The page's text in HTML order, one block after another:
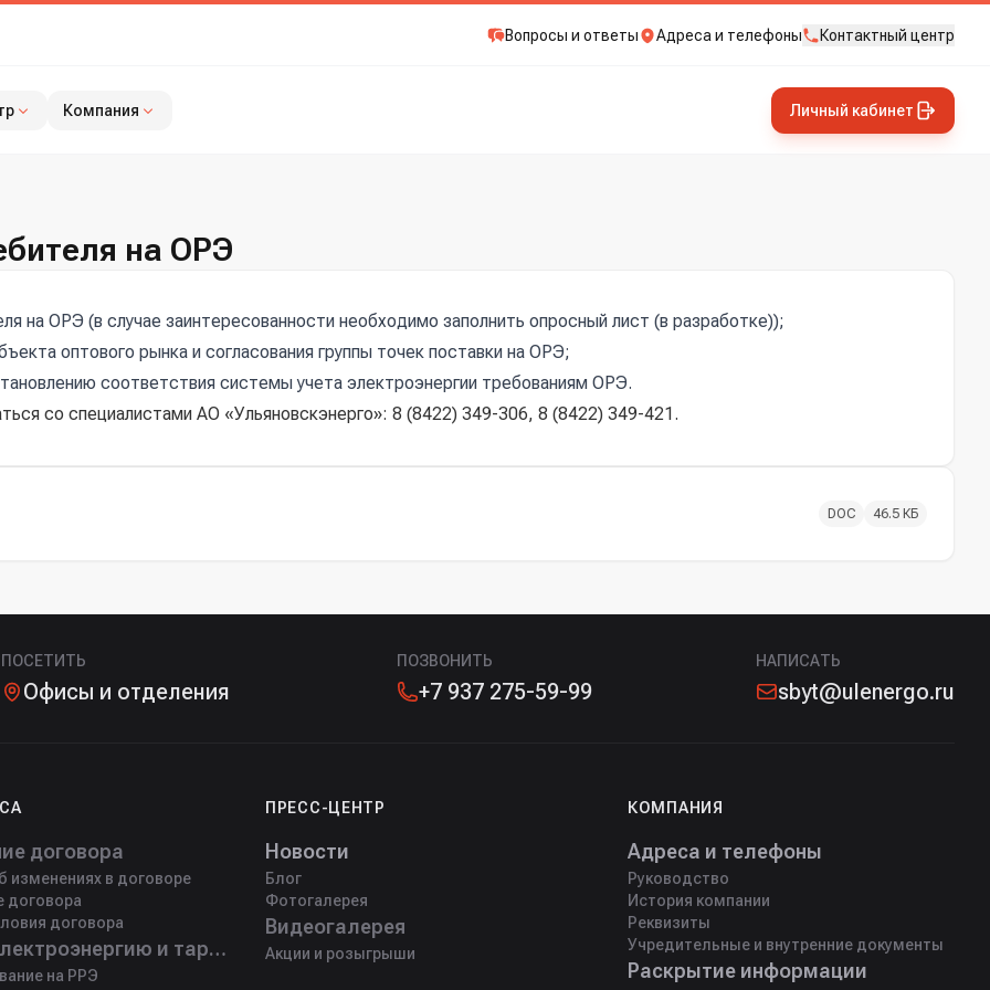
Вопросы и ответы Адреса и телефоны Контактный центр
Компания Личный кабинет
на ОРЭ
на ОРЭ (в случае заинтересованности необходимо заполнить опросный лист (в разработке));
оптового рынка и согласования группы точек поставки на ОРЭ;
соответствия системы учета электроэнергии требованиям ОРЭ.
со специалистами АО «Ульяновскэнерго»: 8 (8422) 349-306, 8 (8422) 349-421.
DOC 46.5 КБ
ПОСЕТИТЬ
Офисы и отделения
ПОЗВОНИТЬ
+7 937 275-59-99
НАПИСАТЬ
sbyt@ulenergo.ru
договора
изменениях в договоре
договора
договора
Цены на электроэнергию и тарифы
на РРЭ
ПРЕСС-ЦЕНТР
Новости
Блог
Фотогалерея
Видеогалерея
Акции и розыгрыши
КОМПАНИЯ
Адреса и телефоны
Руководство
История компании
Реквизиты
Учредительные и внутренние документы
Раскрытие информации